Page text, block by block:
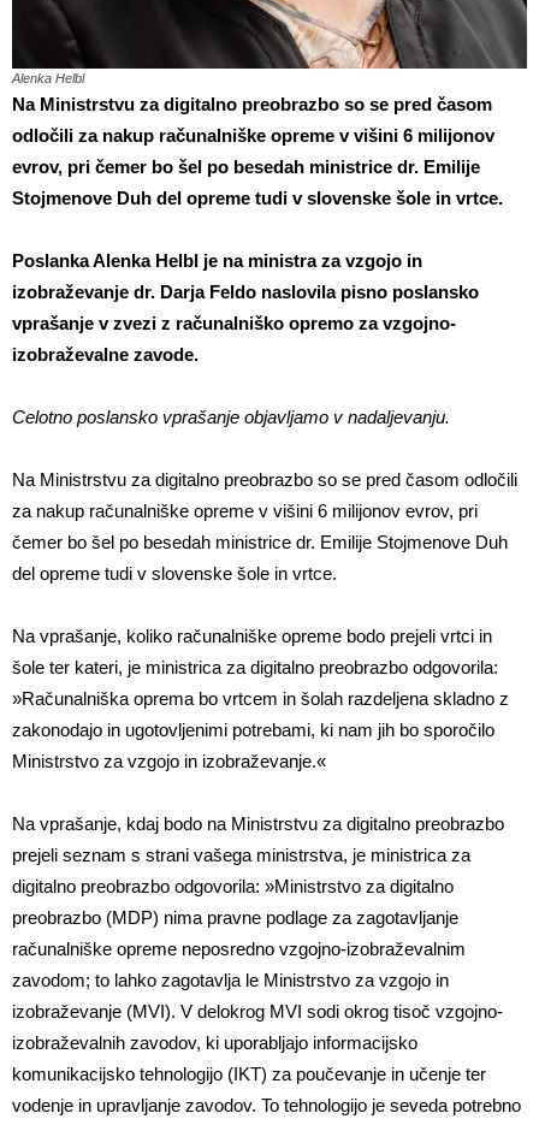
Alenka Helbl
Na Ministrstvu za digitalno preobrazbo so se pred časom
odločili za nakup računalniške opreme v višini 6 milijonov
evrov, pri čemer bo šel po besedah ministrice dr. Emilije
Stojmenove Duh del opreme tudi v slovenske šole in vrtce.
Poslanka Alenka Helbl je na ministra za vzgojo in
izobraževanje dr. Darja Feldo naslovila pisno poslansko
vprašanje v zvezi z računalniško opremo za vzgojno-
izobraževalne zavode.
Celotno poslansko vprašanje objavljamo v nadaljevanju.
Na Ministrstvu za digitalno preobrazbo so se pred časom odločili
za nakup računalniške opreme v višini 6 milijonov evrov, pri
čemer bo šel po besedah ministrice dr. Emilije Stojmenove Duh
del opreme tudi v slovenske šole in vrtce.
Na vprašanje, koliko računalniške opreme bodo prejeli vrtci in
šole ter kateri, je ministrica za digitalno preobrazbo odgovorila:
»Računalniška oprema bo vrtcem in šolah razdeljena skladno z
zakonodajo in ugotovljenimi potrebami, ki nam jih bo sporočilo
Ministrstvo za vzgojo in izobraževanje.«
Na vprašanje, kdaj bodo na Ministrstvu za digitalno preobrazbo
prejeli seznam s strani vašega ministrstva, je ministrica za
digitalno preobrazbo odgovorila: »Ministrstvo za digitalno
preobrazbo (MDP) nima pravne podlage za zagotavljanje
računalniške opreme neposredno vzgojno-izobraževalnim
zavodom; to lahko zagotavlja le Ministrstvo za vzgojo in
izobraževanje (MVI). V delokrog MVI sodi okrog tisoč vzgojno-
izobraževalnih zavodov, ki uporabljajo informacijsko
komunikacijsko tehnologijo (IKT) za poučevanje in učenje ter
vodenje in upravljanje zavodov. To tehnologijo je seveda potrebno